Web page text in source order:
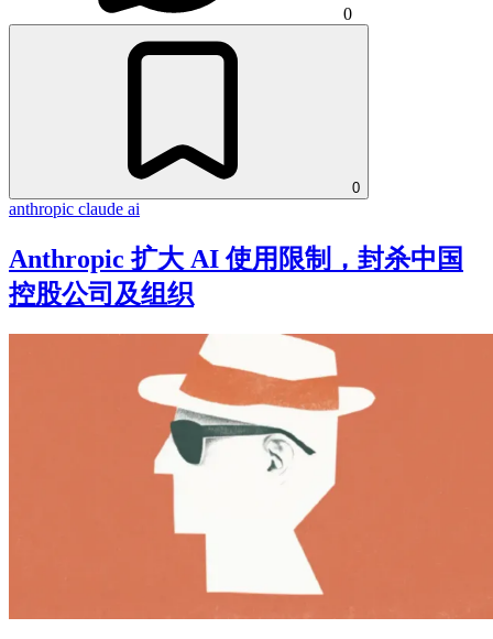
0
0
anthropic claude ai
Anthropic 扩大 AI 使用限制，封杀中国
控股公司及组织